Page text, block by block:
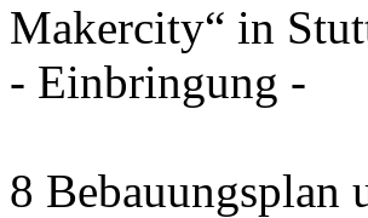
Makercity“ in
- Einbringung -
8 Bebauungsplan